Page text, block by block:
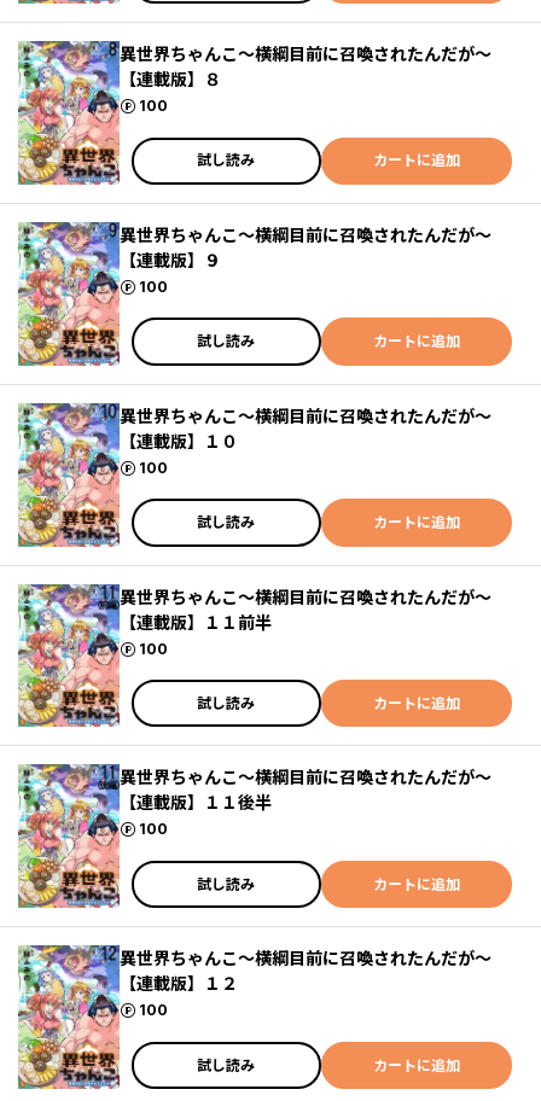
異世界ちゃんこ～横綱目前に召喚されたんだが～
【連載版】８
100
ポイント
試し読み カートに追加
異世界ちゃんこ～横綱目前に召喚されたんだが～
【連載版】９
100
ポイント
試し読み カートに追加
異世界ちゃんこ～横綱目前に召喚されたんだが～
【連載版】１０
100
ポイント
試し読み カートに追加
異世界ちゃんこ～横綱目前に召喚されたんだが～
【連載版】１１前半
100
ポイント
試し読み カートに追加
異世界ちゃんこ～横綱目前に召喚されたんだが～
【連載版】１１後半
100
ポイント
試し読み カートに追加
異世界ちゃんこ～横綱目前に召喚されたんだが～
【連載版】１２
100
ポイント
試し読み カートに追加